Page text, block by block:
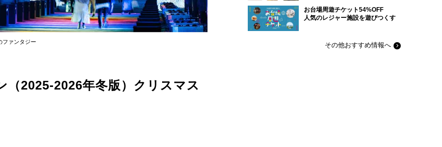
ファンタジー
2025-2026年冬版）クリスマス
お台場周遊チケット54%OFF
人気のレジャー施設を遊びつくす
その他おすすめ情報へ